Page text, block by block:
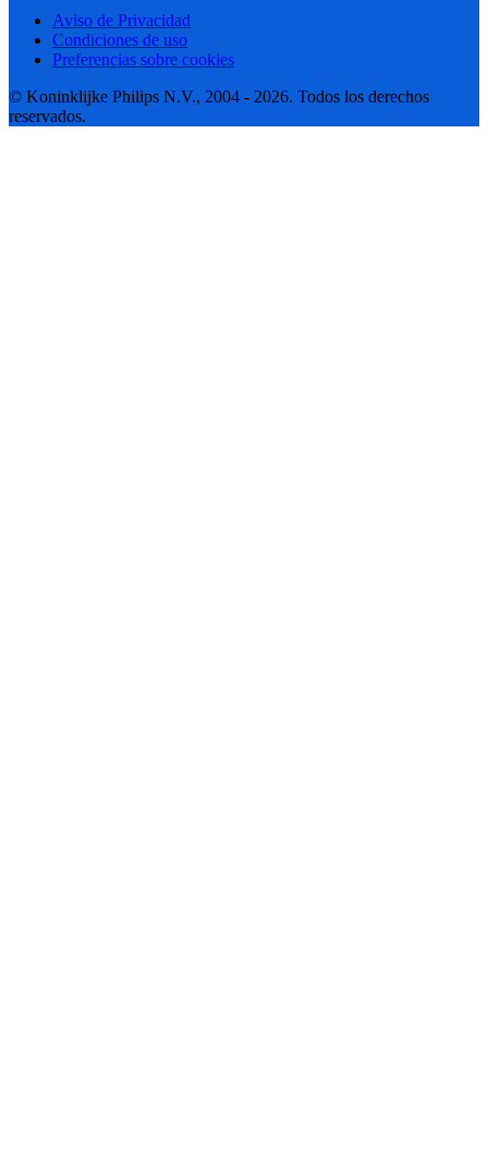
Aviso de Privacidad
Condiciones de uso
Preferencias sobre cookies
© Koninklijke Philips N.V., 2004 - 2026. Todos los derechos
reservados.